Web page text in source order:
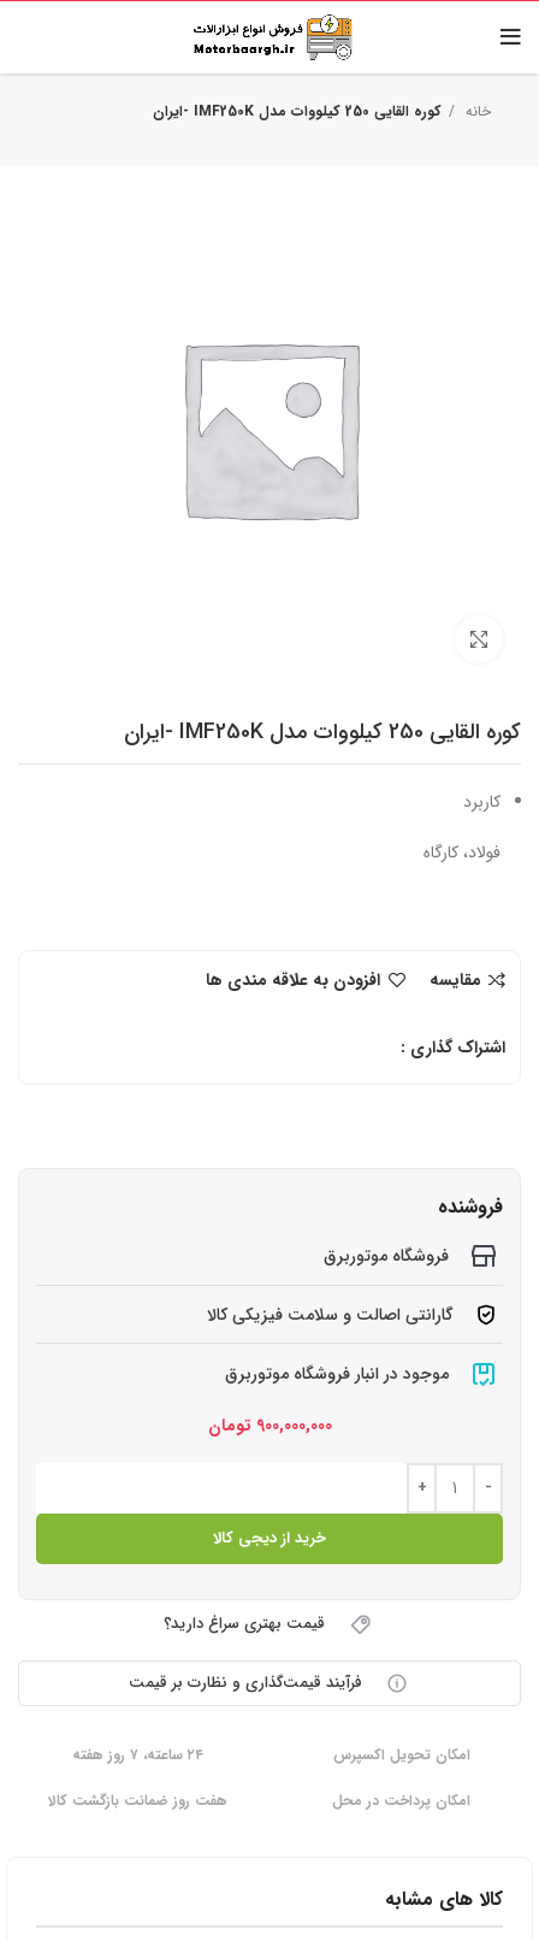
خانه کوره القایی 250 کیلووات مدل IMF250K -ایران
کوره القایی 250 کیلووات مدل IMF250K -ایران
کاربرد
فولاد، کارگاه
مقایسه افزودن به علاقه مندی ها
اشتراک گذاری :
فروشنده
فروشگاه موتوربرق
گارانتی اصالت و سلامت فیزیکی کالا
موجود در انبار فروشگاه موتوربرق
900,000,000 تومان
خرید از دیجی کالا
قیمت بهتری سراغ دارید؟
فرآیند قیمت‌گذاری و نظارت بر قیمت
امکان تحویل اکسپرس
۲۴ ساعته، ۷ روز هفته
امکان پرداخت در محل
هفت روز ضمانت بازگشت کالا
کالا های مشابه